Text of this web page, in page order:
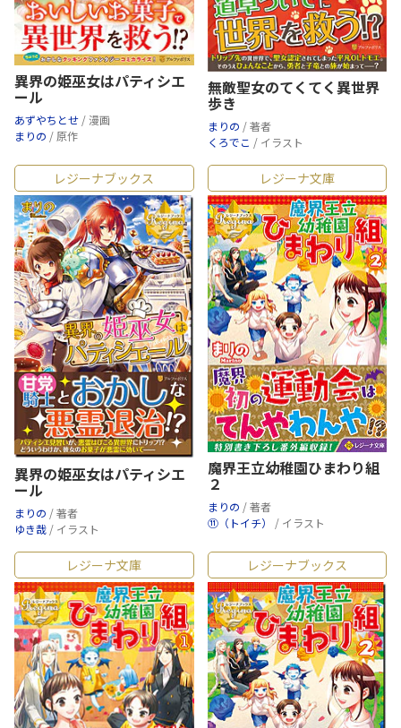
異界の姫巫女はパティシエ
ール
あずやちとせ / 漫画
まりの / 原作
無敵聖女のてくてく異世界
歩き
まりの / 著者
くろでこ / イラスト
レジーナブックス
異界の姫巫女はパティシエ
ール
まりの / 著者
ゆき哉 / イラスト
レジーナ文庫
魔界王立幼稚園ひまわり組
２
まりの / 著者
⑪（トイチ） / イラスト
レジーナ文庫 レジーナブックス